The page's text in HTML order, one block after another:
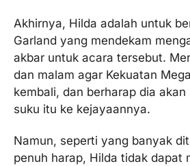
Akhirnya, Hilda adalah untuk
Garland yang mendekam
akbar untuk acara tersebut.
dan malam agar Kekuatan
kembali, dan berharap dia akan
suku itu ke kejayaannya.
Namun, seperti yang banyak
penuh harap, Hilda tidak dapat